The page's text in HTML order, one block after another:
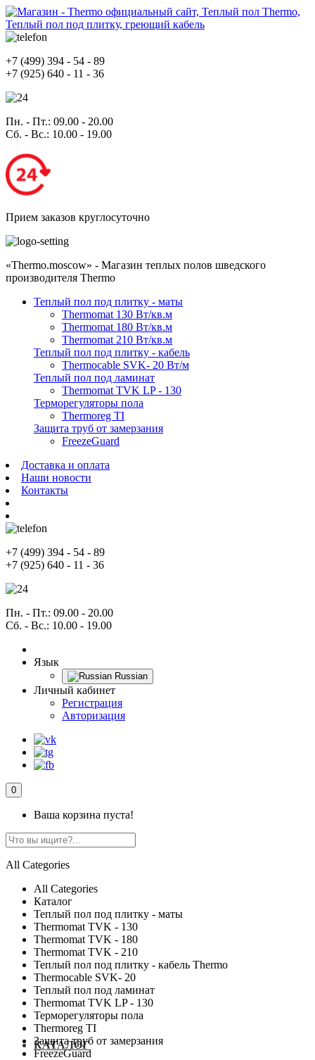
+7 (499) 394 - 54 - 89
+7 (925) 640 - 11 - 36
Пн. - Пт.: 09.00 - 20.00
Сб. - Вс.: 10.00 - 19.00
Прием заказов круглосуточно
«Thermo.moscow» - Магазин теплых полов шведского
производителя Thermo
Теплый пол под плитку - маты
Thermomat 130 Вт/кв.м
Thermomat 180 Вт/кв.м
Thermomat 210 Вт/кв.м
Теплый пол под плитку - кабель
Thermocable SVK- 20 Вт/м
Теплый пол под ламинат
Thermomat TVK LP - 130
Терморегуляторы пола
Thermoreg TI
Защита труб от замерзания
FreezeGuard
Доставка и оплата
Наши новости
Контакты
+7 (499) 394 - 54 - 89
+7 (925) 640 - 11 - 36
Пн. - Пт.: 09.00 - 20.00
Сб. - Вс.: 10.00 - 19.00
Язык
Russian
Личный кабинет
Регистрация
Авторизация
0
Ваша корзина пуста!
All Categories
All Categories
Каталог
Теплый пол под плитку - маты
Thermomat TVK - 130
Thermomat TVK - 180
Thermomat TVK - 210
Теплый пол под плитку - кабель Thermo
Thermocable SVK- 20
Теплый пол под ламинат
Thermomat TVK LP - 130
Терморегуляторы пола
Thermoreg TI
Защита труб от замерзания
FreezeGuard
КАТАЛОГ